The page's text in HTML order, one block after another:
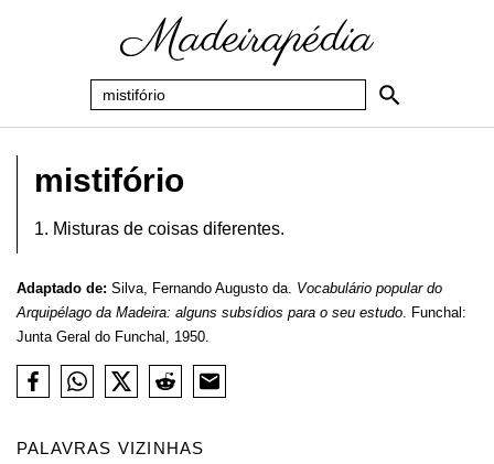
mistifório
1. Misturas de coisas diferentes.
Adaptado de: Silva, Fernando Augusto da. Vocabulário popular do
Arquipélago da Madeira: alguns subsídios para o seu estudo. Funchal:
Junta Geral do Funchal, 1950.
PALAVRAS VIZINHAS